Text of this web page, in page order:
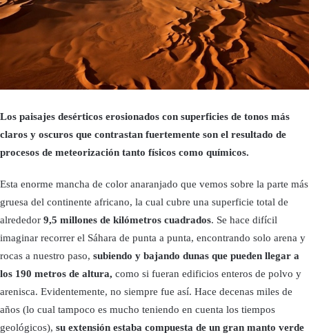
Los paisajes desérticos erosionados con superficies de tonos más
claros y oscuros que contrastan fuertemente son el resultado de
procesos de meteorización tanto físicos como químicos.
Esta enorme mancha de color anaranjado que vemos sobre la parte más
gruesa del continente africano, la cual cubre una superficie total de
alrededor 9,5 millones de kilómetros cuadrados. Se hace difícil
imaginar recorrer el Sáhara de punta a punta, encontrando solo arena y
rocas a nuestro paso, subiendo y bajando dunas que pueden llegar a
los 190 metros de altura, como si fueran edificios enteros de polvo y
arenisca. Evidentemente, no siempre fue así. Hace decenas miles de
años (lo cual tampoco es mucho teniendo en cuenta los tiempos
geológicos), su extensión estaba compuesta de un gran manto verde